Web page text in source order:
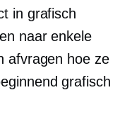
in grafisch
naar enkele
afvragen hoe ze
grafisch